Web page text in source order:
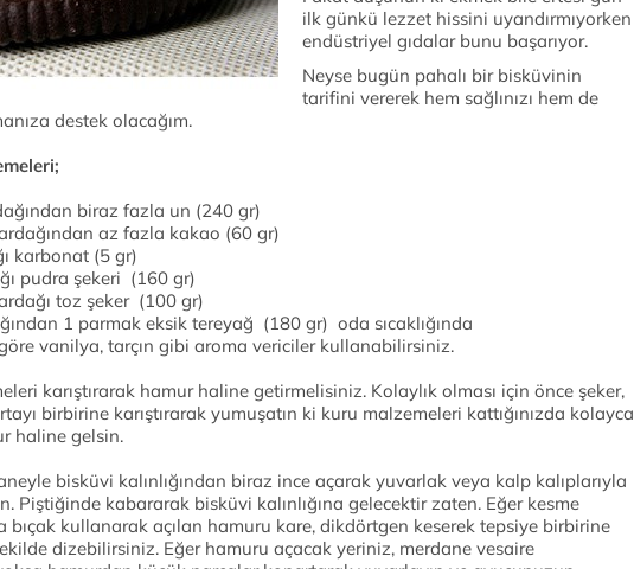
ilk günkü lezzet hissini uyandırmıyorken
endüstriyel gıdalar bunu başarıyor.
Neyse bugün pahalı bir bisküvinin
tarifini vererek hem sağlınızı hem de
destek olacağım.
biraz fazla un (240 gr)
az fazla kakao (60 gr)
karbonat (5 gr)
pudra şekeri (160 gr)
toz şeker (100 gr)
1 parmak eksik tereyağ (180 gr) oda sıcaklığında
vanilya, tarçın gibi aroma vericiler kullanabilirsiniz.
karıştırarak hamur haline getirmelisiniz. Kolaylık olması için önce şeker,
birbirine karıştırarak yumuşatın ki kuru malzemeleri kattığınızda kolayca
haline gelsin.
bisküvi kalınlığından biraz ince açarak yuvarlak veya kalp kalıplarıyla
Piştiğinde kabararak bisküvi kalınlığına gelecektir zaten. Eğer kesme
bıçak kullanarak açılan hamuru kare, dikdörtgen keserek tepsiye birbirine
dizebilirsiniz. Eğer hamuru açacak yeriniz, merdane vesaire